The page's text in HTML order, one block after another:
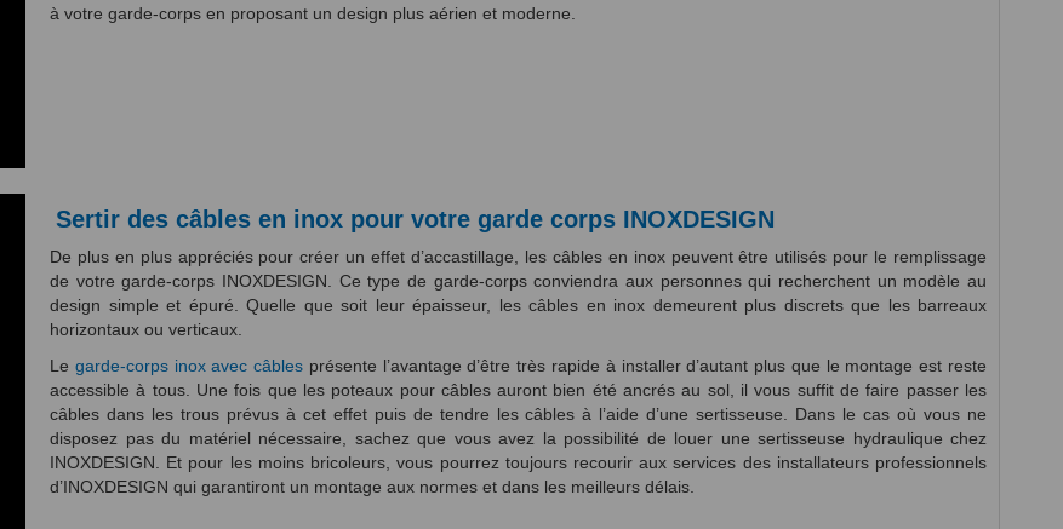
à votre garde-corps en proposant un design plus aérien et moderne.
Sertir des câbles en inox pour votre garde corps INOXDESIGN
De plus en plus appréciés pour créer un effet d’accastillage, les câbles en inox peuvent être utilisés pour le remplissage
de votre garde-corps INOXDESIGN. Ce type de garde-corps conviendra aux personnes qui recherchent un modèle au
design simple et épuré. Quelle que soit leur épaisseur, les câbles en inox demeurent plus discrets que les barreaux
horizontaux ou verticaux.
Le garde-corps inox avec câbles présente l’avantage d’être très rapide à installer d’autant plus que le montage est reste
accessible à tous. Une fois que les poteaux pour câbles auront bien été ancrés au sol, il vous suffit de faire passer les
câbles dans les trous prévus à cet effet puis de tendre les câbles à l’aide d’une sertisseuse. Dans le cas où vous ne
disposez pas du matériel nécessaire, sachez que vous avez la possibilité de louer une sertisseuse hydraulique chez
INOXDESIGN. Et pour les moins bricoleurs, vous pourrez toujours recourir aux services des installateurs professionnels
d’INOXDESIGN qui garantiront un montage aux normes et dans les meilleurs délais.